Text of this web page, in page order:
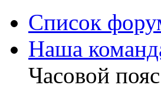
Список
Наша
Часовой